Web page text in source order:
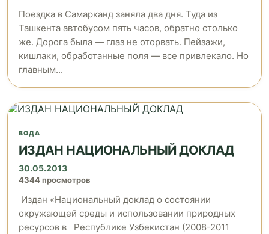
Поездка в Самарканд заняла два дня. Туда из
Ташкента автобусом пять часов, обратно столько
же. Дорога была — глаз не оторвать. Пейзажи,
кишлаки, обработанные поля — все привлекало. Но
главным...
ВОДА
ИЗДАН НАЦИОНАЛЬНЫЙ ДОКЛАД
30.05.2013
4344 просмотров
Издан «Национальный доклад о состоянии
окружающей среды и использовании природных
ресурсов в Республике Узбекистан (2008-2011